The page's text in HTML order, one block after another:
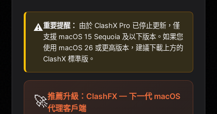
⚠️重要提醒： 由於 ClashX Pro 已停止更新，僅
支援 macOS 15 Sequoia 及以下版本。如果您
使用 macOS 26 或更高版本，建議下載上方的
ClashX 標準版。
🚀推薦升級：ClashFX — 下一代 macOS
代理客戶端